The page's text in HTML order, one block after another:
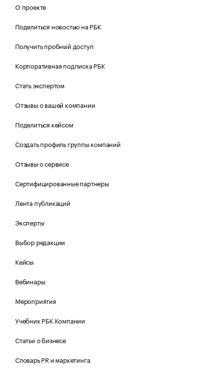
О проекте
Поделиться новостью на РБК
Получить пробный доступ
Корпоративная подписка РБК
Стать экспертом
Отзывы о вашей компании
Поделиться кейсом
Создать профиль группы компаний
Отзывы о сервисе
Сертифицированные партнеры
Лента публикаций
Эксперты
Выбор редакции
Кейсы
Вебинары
Мероприятия
Учебник РБК Компании
Статьи о бизнесе
Словарь PR и маркетинга